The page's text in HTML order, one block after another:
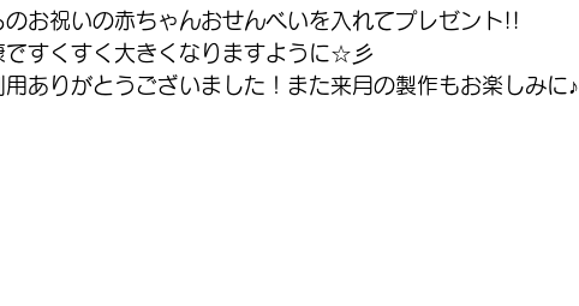
お祝いの赤ちゃんおせんべいを入れてプレゼント!!
ですくすく大きくなりますように☆彡
ありがとうございました！また来月の製作もお楽しみに♪